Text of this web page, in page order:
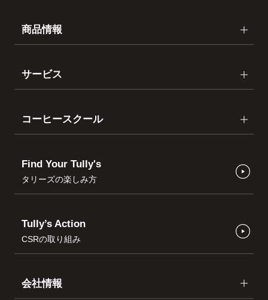
商品情報
サービス
コーヒースクール
Find Your Tully's
タリーズの楽しみ方
Tully’s Action
CSRの取り組み
会社情報